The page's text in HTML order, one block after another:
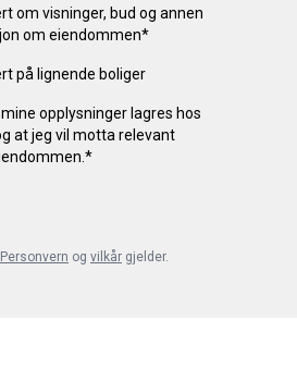
om visninger, bud og annen
om eiendommen*
på lignende boliger
opplysninger lagres hos
at jeg vil motta relevant
*
Personvern og vilkår gjelder.